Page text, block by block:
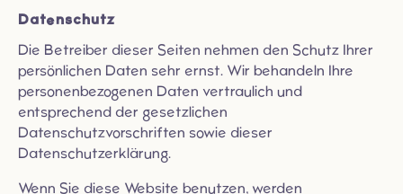
Datenschutz
Die Betreiber dieser Seiten nehmen den Schutz Ihrer
persönlichen Daten sehr ernst. Wir behandeln Ihre
personenbezogenen Daten vertraulich und
entsprechend der gesetzlichen
Datenschutzvorschriften sowie dieser
Datenschutzerklärung.
Wenn Sie diese Website benutzen, werden